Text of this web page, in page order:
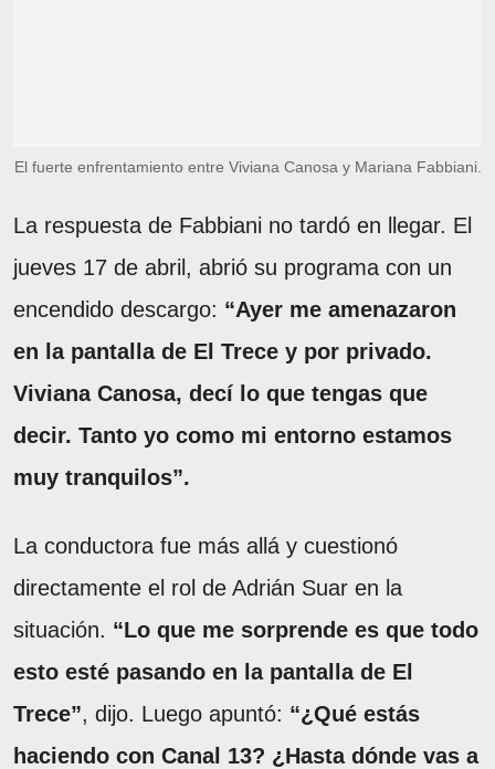
El fuerte enfrentamiento entre Viviana Canosa y Mariana Fabbiani.
La respuesta de Fabbiani no tardó en llegar. El
jueves 17 de abril, abrió su programa con un
encendido descargo: “Ayer me amenazaron
en la pantalla de El Trece y por privado.
Viviana Canosa, decí lo que tengas que
decir. Tanto yo como mi entorno estamos
muy tranquilos”.
La conductora fue más allá y cuestionó
directamente el rol de Adrián Suar en la
situación. “Lo que me sorprende es que todo
esto esté pasando en la pantalla de El
Trece”, dijo. Luego apuntó: “¿Qué estás
haciendo con Canal 13? ¿Hasta dónde vas a